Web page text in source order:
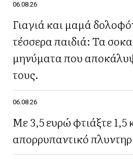
06.08.26
Γιαγιά και μαμά
τέσσερα παιδιά: Τα
μηνύματα που
τους.
06.08.26
Με 3,5 ευρώ φτιάξτε 1,5
απορρυπαντικό